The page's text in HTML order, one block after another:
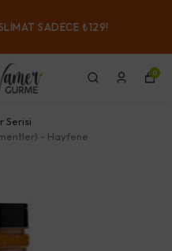
SADECE ₺129!
0
Serisi
- Hayfene